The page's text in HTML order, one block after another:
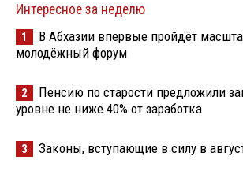
Интересное за неделю
1
В Абхазии впервые пройдёт
молодёжный форум
2
Пенсию по старости предложили
уровне не ниже 40% от заработка
3 Законы, вступающие в силу в